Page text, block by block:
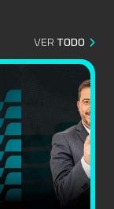
VER TODO